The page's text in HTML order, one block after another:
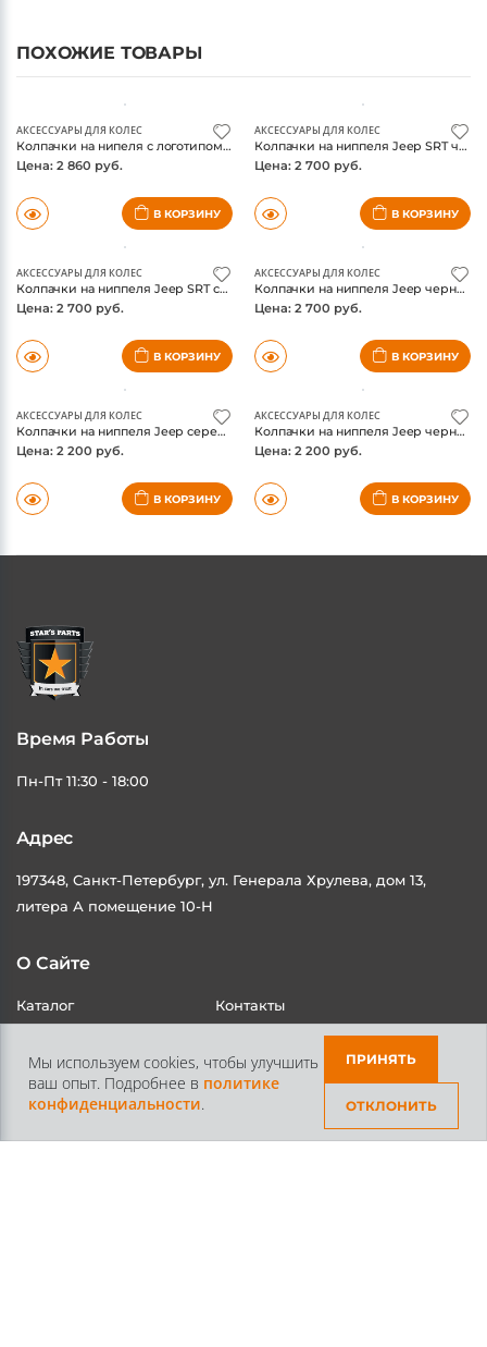
Мы используем cookies, чтобы улучшить
ваш опыт. Подробнее в политике
конфиденциальности.
ПРИНЯТЬ
ОТКЛОНИТЬ
ПОХОЖИЕ ТОВАРЫ
АКСЕССУАРЫ ДЛЯ КОЛЕС
Колпачки на нипеля с логотипом Jeep решетка
Цена: 2 860 руб.
В КОРЗИНУ
АКСЕССУАРЫ ДЛЯ КОЛЕС
Колпачки на ниппеля Jeep SRT черные, с защитой от кражи
Цена: 2 700 руб.
В КОРЗИНУ
АКСЕССУАРЫ ДЛЯ КОЛЕС
Колпачки на ниппеля Jeep SRT серебристые, с защитой от кражи
Цена: 2 700 руб.
В КОРЗИНУ
АКСЕССУАРЫ ДЛЯ КОЛЕС
Колпачки на ниппеля Jeep черные, с защитой от кражи
Цена: 2 700 руб.
В КОРЗИНУ
АКСЕССУАРЫ ДЛЯ КОЛЕС
Колпачки на ниппеля Jeep серебристые
Цена: 2 200 руб.
В КОРЗИНУ
АКСЕССУАРЫ ДЛЯ КОЛЕС
Колпачки на ниппеля Jeep черные
Цена: 2 200 руб.
В КОРЗИНУ
Время Работы
Пн-Пт 11:30 - 18:00
Адрес
197348, Санкт-Петербург, ул. Генерала Хрулева, дом 13,
литера А помещение 10-Н
О Сайте
Каталог
Контакты